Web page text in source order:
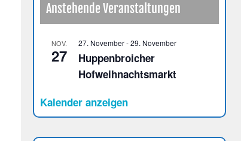
Anstehende Veranstaltungen
NOV.
27
27. November-29. November
Huppenbroicher
Hofweihnachtsmarkt
Kalender anzeigen